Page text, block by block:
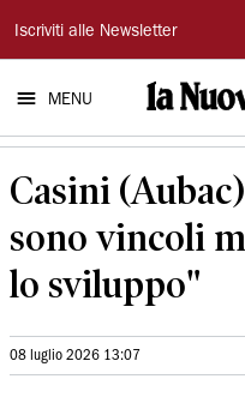
La
Nuova
Ferrara
Iscriviti alle Newsletter
MENU
Casini
sono vincoli
lo sviluppo"
08 luglio 2026 13:07